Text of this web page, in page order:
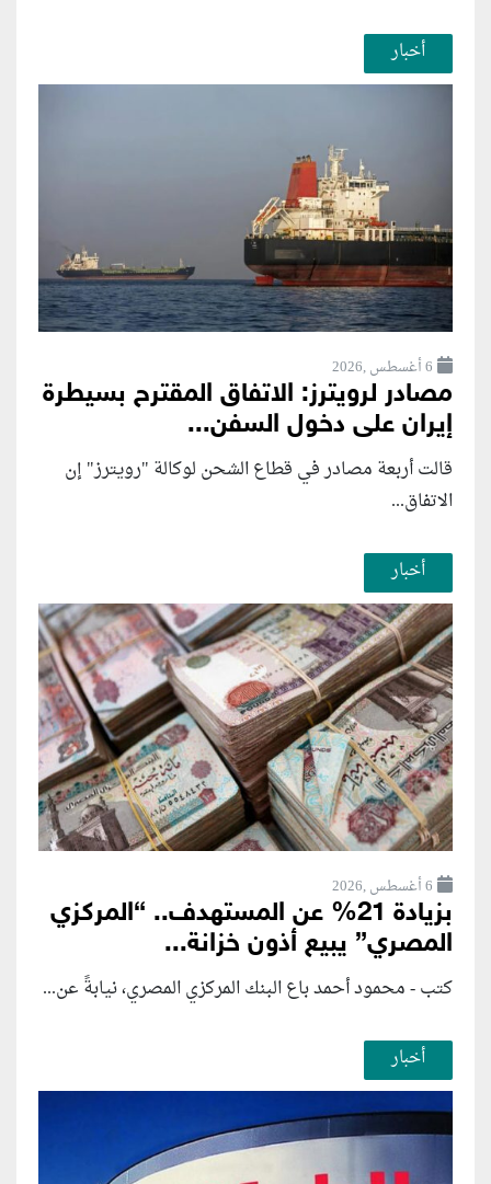
أخبار
6 أغسطس ,2026
مصادر لرويترز: الاتفاق المقترح بسيطرة
إيران على دخول السفن...
قالت أربعة مصادر في قطاع الشحن لوكالة "رويترز" إن
الاتفاق...
أخبار
6 أغسطس ,2026
بزيادة 21% عن المستهدف.. “المركزي
المصري” يبيع أذون خزانة...
كتب - محمود أحمد باع البنك المركزي المصري، نيابةً عن...
أخبار